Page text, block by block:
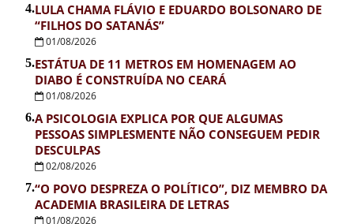
4.LULA CHAMA FLÁVIO E EDUARDO BOLSONARO DE
“FILHOS DO SATANÁS”
01/08/2026
5.ESTÁTUA DE 11 METROS EM HOMENAGEM AO
DIABO É CONSTRUÍDA NO CEARÁ
01/08/2026
6.A PSICOLOGIA EXPLICA POR QUE ALGUMAS
PESSOAS SIMPLESMENTE NÃO CONSEGUEM PEDIR
DESCULPAS
02/08/2026
7.“O POVO DESPREZA O POLÍTICO”, DIZ MEMBRO DA
ACADEMIA BRASILEIRA DE LETRAS
01/08/2026